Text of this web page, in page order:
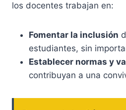
los docentes trabajan en:
Fomentar la inclusión
estudiantes, sin
Establecer normas y
contribuyan a una